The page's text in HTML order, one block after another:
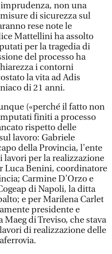
imprudenza, non una
di sicurezza sul
rese note le
Mattellini ha assolto
per la tragedia di
del processo ha
i contorni
la vita ad Adis
di 21 anni.
(«perché il fatto non
finiti a processo
rispetto delle
lavoro: Gabriele
della Provincia, l’ente
lavori per la realizzazione
Luca Benini, coordinatore
Carmine D’Orzo e
di Napoli, la ditta
e per Marilena Carlet
presidente e
di Treviso, che stava
di realizzazione delle